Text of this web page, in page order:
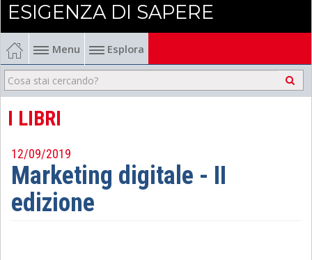
ESIGENZA DI SAPERE
Menu Esplora
Economia
Management
Politica
Sociologia
I LIBRI
12/09/2019
Marketing digitale - II
edizione